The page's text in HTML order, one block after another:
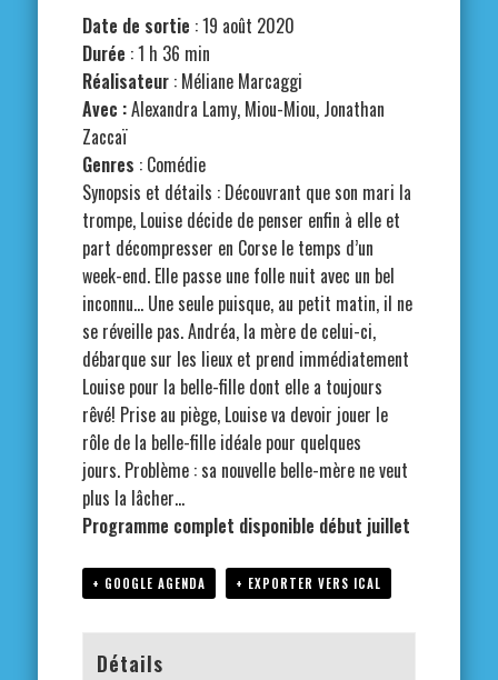
Date de sortie : 19 août 2020
Durée : 1 h 36 min
Réalisateur : Méliane Marcaggi
Avec :Alexandra Lamy, Miou-Miou, Jonathan
Zaccaï
Genres : Comédie
Synopsis et détails : Découvrant que son mari la
trompe, Louise décide de penser enfin à elle et
part décompresser en Corse le temps d’un
week-end. Elle passe une folle nuit avec un bel
inconnu… Une seule puisque, au petit matin, il ne
se réveille pas. Andréa, la mère de celui-ci,
débarque sur les lieux et prend immédiatement
Louise pour la belle-fille dont elle a toujours
rêvé! Prise au piège, Louise va devoir jouer le
rôle de la belle-fille idéale pour quelques
jours. Problème : sa nouvelle belle-mère ne veut
plus la lâcher…
Programme complet disponible début juillet
+ GOOGLE AGENDA + EXPORTER VERS ICAL
Détails